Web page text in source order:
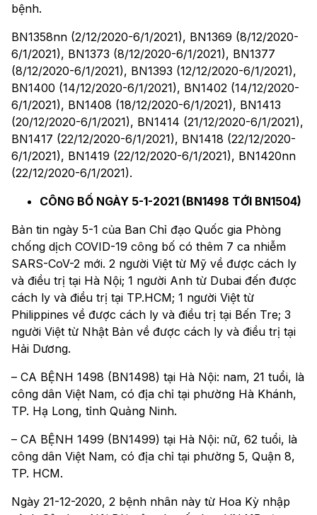
bệnh.
BN1358nn (2/12/2020-6/1/2021), BN1369 (8/12/2020-
6/1/2021), BN1373 (8/12/2020-6/1/2021), BN1377
(8/12/2020-6/1/2021), BN1393 (12/12/2020-6/1/2021),
BN1400 (14/12/2020-6/1/2021), BN1402 (14/12/2020-
6/1/2021), BN1408 (18/12/2020-6/1/2021), BN1413
(20/12/2020-6/1/2021), BN1414 (21/12/2020-6/1/2021),
BN1417 (22/12/2020-6/1/2021), BN1418 (22/12/2020-
6/1/2021), BN1419 (22/12/2020-6/1/2021), BN1420nn
(22/12/2020-6/1/2021).
CÔNG BỐ NGÀY 5-1-2021 (BN1498 TỚI BN1504)
Bản tin ngày 5-1 của Ban Chỉ đạo Quốc gia Phòng
chống dịch COVID-19 công bố có thêm 7 ca nhiễm
SARS-CoV-2 mới. 2 người Việt từ Mỹ về được cách ly
và điều trị tại Hà Nội; 1 người Anh từ Dubai đến được
cách ly và điều trị tại TP.HCM; 1 người Việt từ
Philippines về được cách ly và điều trị tại Bến Tre; 3
người Việt từ Nhật Bản về được cách ly và điều trị tại
Hải Dương.
– CA BỆNH 1498 (BN1498) tại Hà Nội: nam, 21 tuổi, là
công dân Việt Nam, có địa chỉ tại phường Hà Khánh,
TP. Hạ Long, tỉnh Quảng Ninh.
– CA BỆNH 1499 (BN1499) tại Hà Nội: nữ, 62 tuổi, là
công dân Việt Nam, có địa chỉ tại phường 5, Quận 8,
TP. HCM.
Ngày 21-12-2020, 2 bệnh nhân này từ Hoa Kỳ nhập